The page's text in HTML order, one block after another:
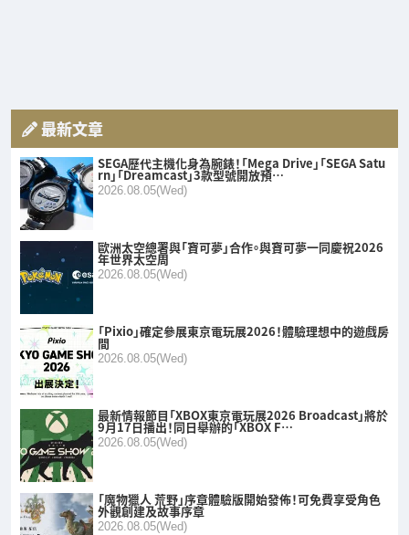
最新文章
SEGA歷代主機化身為腕錶！「Mega Drive」「SEGA Satu
rn」「Dreamcast」3款型號開放預…
2026.08.05(Wed)
歐洲太空總署與「寶可夢」合作。與寶可夢一同慶祝2026
年世界太空周
2026.08.05(Wed)
「Pixio」確定參展東京電玩展2026！體驗理想中的遊戲房
間
2026.08.05(Wed)
最新情報節目「XBOX東京電玩展2026 Broadcast」將於
9月17日播出！同日舉辦的「XBOX F…
2026.08.05(Wed)
「魔物獵人 荒野」序章體驗版開始發佈！可免費享受角色
外觀創建及故事序章
2026.08.05(Wed)